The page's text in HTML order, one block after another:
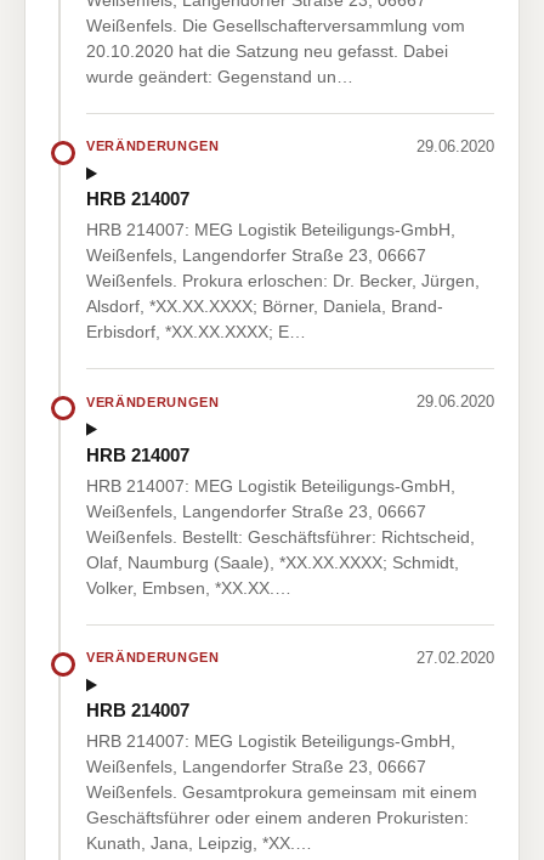
Weißenfels. Die Gesellschafterversammlung vom
20.10.2020 hat die Satzung neu gefasst. Dabei
wurde geändert: Gegenstand un…
VERÄNDERUNGEN 29.06.2020
HRB 214007
HRB 214007: MEG Logistik Beteiligungs-GmbH,
Weißenfels, Langendorfer Straße 23, 06667
Weißenfels. Prokura erloschen: Dr. Becker, Jürgen,
Alsdorf, *XX.XX.XXXX; Börner, Daniela, Brand-
Erbisdorf, *XX.XX.XXXX; E…
VERÄNDERUNGEN 29.06.2020
HRB 214007
HRB 214007: MEG Logistik Beteiligungs-GmbH,
Weißenfels, Langendorfer Straße 23, 06667
Weißenfels. Bestellt: Geschäftsführer: Richtscheid,
Olaf, Naumburg (Saale), *XX.XX.XXXX; Schmidt,
Volker, Embsen, *XX.XX.…
VERÄNDERUNGEN 27.02.2020
HRB 214007
HRB 214007: MEG Logistik Beteiligungs-GmbH,
Weißenfels, Langendorfer Straße 23, 06667
Weißenfels. Gesamtprokura gemeinsam mit einem
Geschäftsführer oder einem anderen Prokuristen:
Kunath, Jana, Leipzig, *XX.…